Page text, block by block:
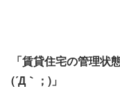
「賃貸住宅の管理状
(´Д｀；)」